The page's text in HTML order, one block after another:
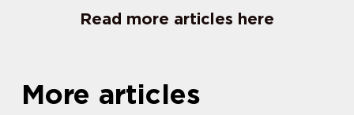
Read more articles here
More articles